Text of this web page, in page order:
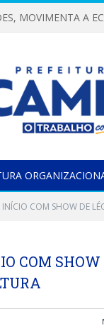
INÍCIO COM SHOW DE
COM SHOW